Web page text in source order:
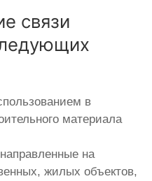
связи
в
материала
на
жилых объектов,